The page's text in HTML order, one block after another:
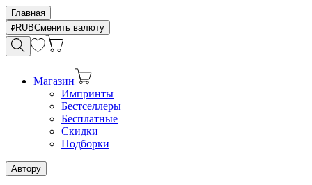
Главная
RUBСменить валюту
Магазин
Импринты
Бестселлеры
Бесплатные
Скидки
Подборки
Автору